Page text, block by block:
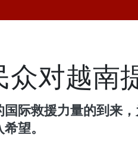
众对越南
际救援力量的到来
望。